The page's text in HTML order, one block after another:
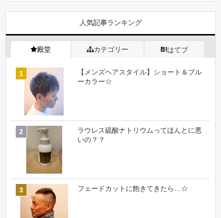
人気記事ランキング
殿堂 カテゴリー はてブ
【メンズヘアスタイル】ショート＆ブル
ーカラー☆
ラウレス硫酸ナトリウムってほんとに悪
いの？？
フェードカットに飽きてきたら…☆